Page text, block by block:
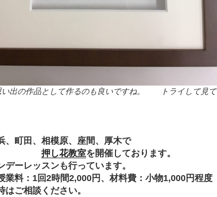
い出の作品として作るのも良いですね。 トライして見て
、町田、相模原、座間、厚木で
押し花教室を開催しております。
ーレッスンも行っています。
：1回2時間2,000円、材料費：小物1,000円程度
ご相談ください。